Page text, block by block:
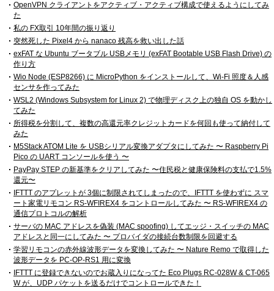
OpenVPN クライアントをアクティブ・アクティブ構成で使えるようにしてみ
た
私の FX取引 10年間の振り返り
突然死した Pixel4 から nanaco 残高を救い出した話
exFAT な Ubuntu ブータブル USBメモリ (exFAT Bootable USB Flash Drive) の
作り方
Wio Node (ESP8266) に MicroPython をインストールして、Wi-Fi 照度＆人感
センサを作ってみた
WSL2 (Windows Subsystem for Linux 2) で物理ディスク上の独自 OS を動かし
てみた
所得税を分割して、複数の高還元率クレジットカードを何回も使って納付して
みた
M5Stack ATOM Lite を USBシリアル変換アダプタにしてみた 〜 Raspberry Pi
Pico の UART コンソールを使う 〜
PayPay STEP の新基準をクリアしてみた 〜住民税と健康保険料の支払で1.5%
還元〜
IFTTT のアプレットが 3個に制限されてしまったので、IFTTT を使わずに スマ
ート家電リモコン RS-WFIREX4 をコントロールしてみた 〜 RS-WFIREX4 の
通信プロトコルの解析
サーバの MAC アドレスを偽装 (MAC spoofing) してエッジ・スイッチの MAC
アドレスと同一にしてみた 〜 プロバイダの接続台数制限を回避する
学習リモコンの赤外線波形データを変換してみた 〜 Nature Remo で取得した
波形データを PC-OP-RS1 用に変換
IFTTT に登録できないのでお蔵入りになってた Eco Plugs RC-028W & CT-065
W が、UDP パケットを送るだけでコントロールできた！